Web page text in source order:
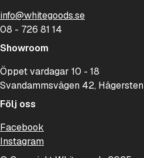
info@whitegoods.se
08 - 726 81 14
Showroom
Öppet vardagar 10 - 18
Svandammsvägen 42, Hägersten
Följ oss
Facebook
Instagram